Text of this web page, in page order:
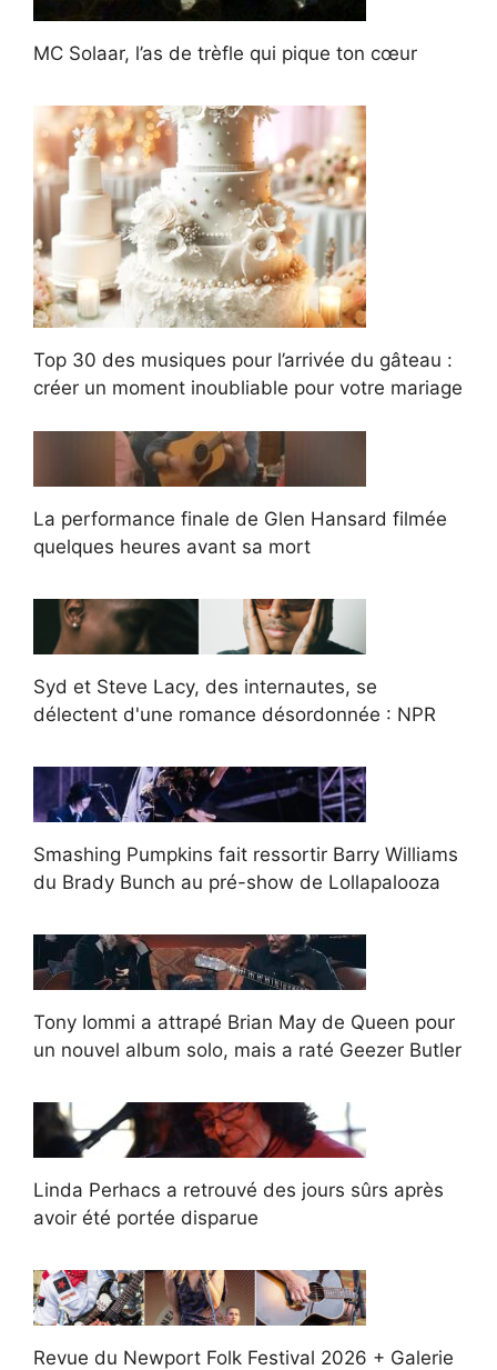
MC Solaar, l’as de trèfle qui pique ton cœur
Top 30 des musiques pour l’arrivée du gâteau :
créer un moment inoubliable pour votre mariage
La performance finale de Glen Hansard filmée
quelques heures avant sa mort
Syd et Steve Lacy, des internautes, se
délectent d'une romance désordonnée : NPR
Smashing Pumpkins fait ressortir Barry Williams
du Brady Bunch au pré-show de Lollapalooza
Tony Iommi a attrapé Brian May de Queen pour
un nouvel album solo, mais a raté Geezer Butler
Linda Perhacs a retrouvé des jours sûrs après
avoir été portée disparue
Revue du Newport Folk Festival 2026 + Galerie